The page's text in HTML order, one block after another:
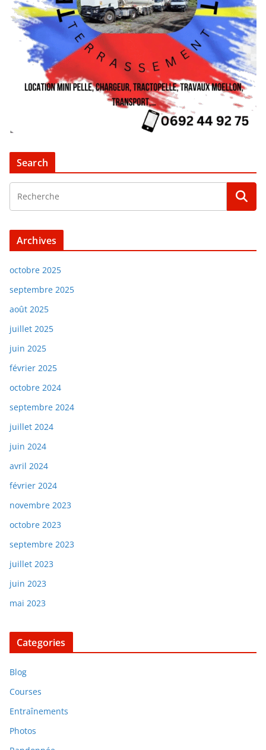
Search
Archives
octobre 2025
septembre 2025
août 2025
juillet 2025
juin 2025
février 2025
octobre 2024
septembre 2024
juillet 2024
juin 2024
avril 2024
février 2024
novembre 2023
octobre 2023
septembre 2023
juillet 2023
juin 2023
mai 2023
Categories
Blog
Courses
Entraînements
Photos